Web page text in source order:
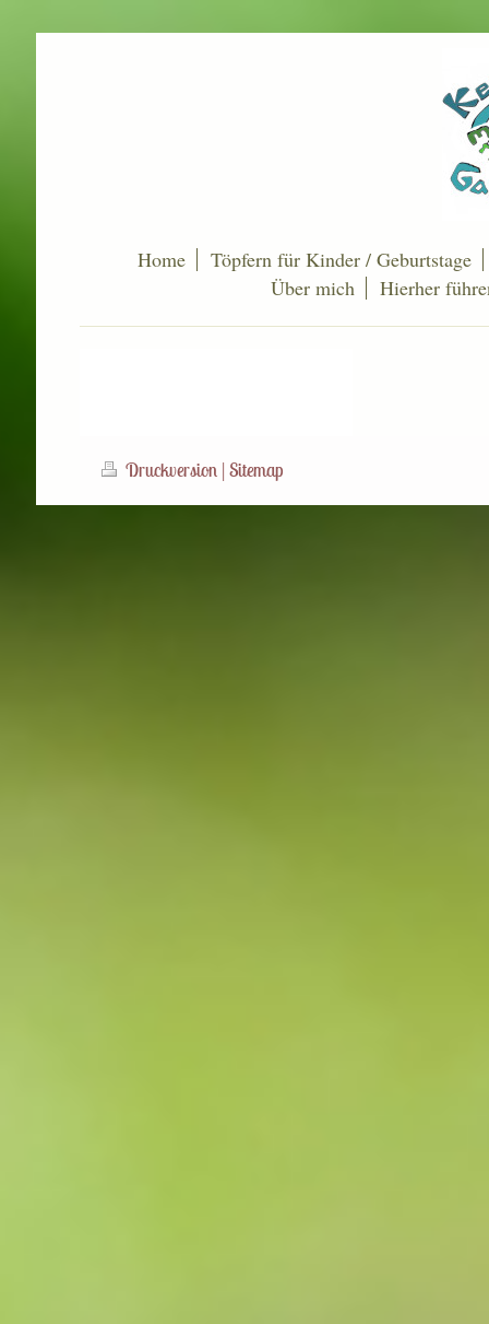
Home
Töpfern für Kinder / Geburtstage
Über mich
Hierher
Druckversion | Sitemap